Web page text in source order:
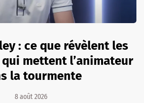
: ce que révèlent les
mettent l’animateur
la tourmente
8 août 2026